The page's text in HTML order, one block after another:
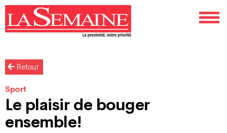
Retour
Sport
Le plaisir de bouger
ensemble!